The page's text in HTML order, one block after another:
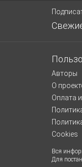
Авторы
О
Оплата
Cookies
Вся
Для